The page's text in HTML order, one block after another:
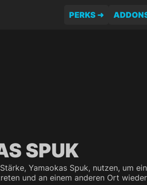
PERKS
SPUK
Yamaokas Spuk, nutzen, um
und an einem anderen Ort wieder